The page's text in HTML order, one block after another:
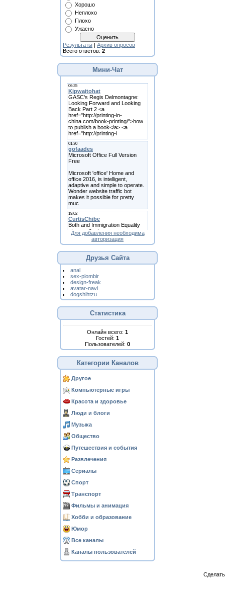
Хорошо
Неплохо
Плохо
Ужасно
Результаты | Архив опросов
Всего ответов: 2
Мини-Чат
Для добавления необходима
авторизация
Друзья Сайта
anal
sex-plombir
design-freak
avatar-navi
dogshihtzu
Статистика
Онлайн всего: 1
Гостей: 1
Пользователей: 0
Категории Каналов
Другое
Компьютерные игры
Красота и здоровье
Люди и блоги
Музыка
Общество
Путешествия и события
Развлечения
Сериалы
Спорт
Транспорт
Фильмы и анимация
Хобби и образование
Юмор
Все каналы
Каналы пользователей